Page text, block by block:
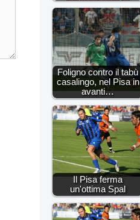
Foligno contro il tabù
casalingo, nel Pisa in
avanti…
Il Pisa ferma
un'ottima Spal